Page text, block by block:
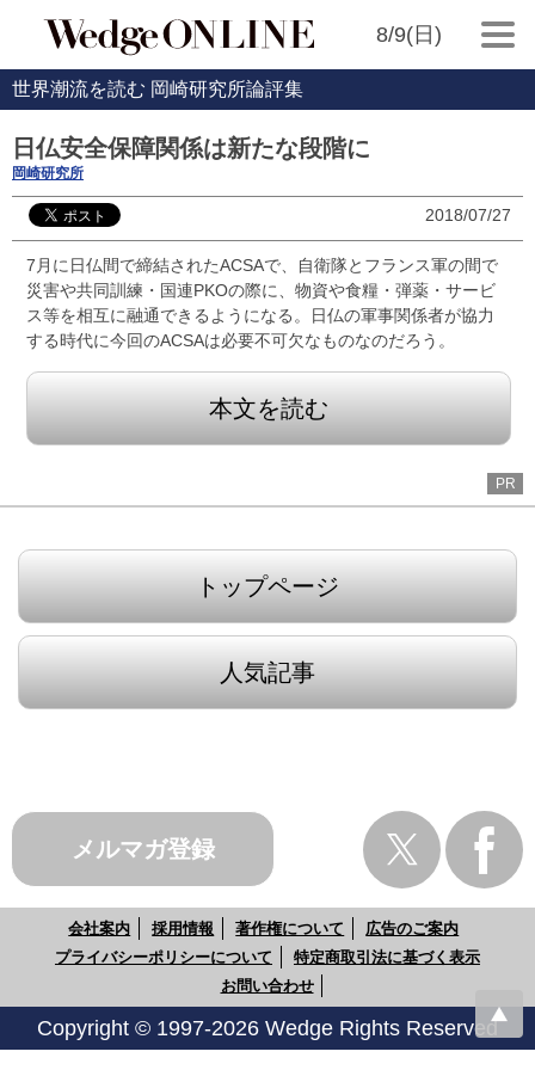
8/9(日)
世界潮流を読む 岡崎研究所論評集
日仏安全保障関係は新たな段階に
岡崎研究所
2018/07/27
7月に日仏間で締結されたACSAで、自衛隊とフランス軍の間で
災害や共同訓練・国連PKOの際に、物資や食糧・弾薬・サービ
ス等を相互に融通できるようになる。日仏の軍事関係者が協力
する時代に今回のACSAは必要不可欠なものなのだろう。
本文を読む
PR
トップページ
人気記事
メルマガ登録
会社案内 採用情報 著作権について
広告のご案内
プライバシーポリシーについて
特定商取引法に基づく表示
お問い合わせ
Copyright © 1997-2026 Wedge Rights Reserved